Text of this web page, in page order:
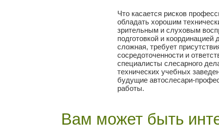
Что касается рисков
обладать хорошим
зрительным и слуховым
подготовкой и
сложная, требует
сосредоточенности и
специалисты слесарного
технических учебных
будущие автослесари-
работы.
Вам может быть